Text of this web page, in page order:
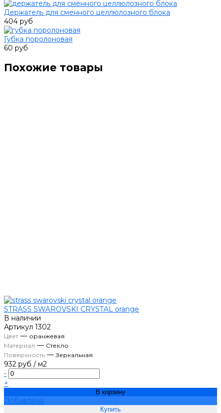
Держатель для сменного целлюлозного блока
404 руб
Губка поролоновая
60 руб
Похожие товары
STRASS SWAROVSKI CRYSTAL orange
В наличии
Артикул 1302
Цвет— оранжевая
Материал — Стекло
Поверхность —Зеркальная
932 руб / м2
-
+
В корзину
Добавлено